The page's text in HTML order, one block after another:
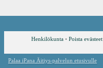
Henkilökunta • Poista evästeet
Palaa iPana Äitiys-palvelun etusivulle